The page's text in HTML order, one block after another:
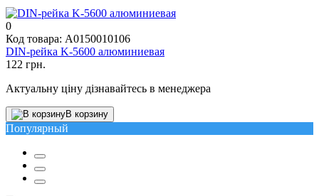
0
Код товара: A0150010106
DIN-рейка K-5600 алюминиевая
122 грн.
Актуальну ціну дізнавайтесь в менеджера
В корзину
Популярный